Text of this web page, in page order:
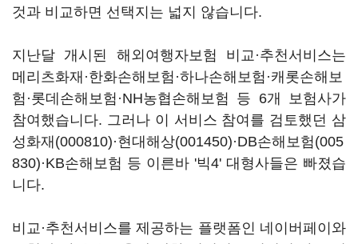
것과 비교하면 선택지는 넓지 않습니다.
지난달 개시된 해외여행자보험 비교·추천서비스는
메리츠화재·한화손해보험·하나손해보험·캐롯손해보
험·롯데손해보험·NH농협손해보험 등 6개 보험사가
참여했습니다. 그러나 이 서비스 참여를 검토했던 삼
성화재(000810)·현대해상(001450)·DB손해보험(005
830)·KB손해보험 등 이른바 '빅4' 대형사들은 빠졌습
니다.
비교·추천서비스를 제공하는 플랫폼인 네이버페이와